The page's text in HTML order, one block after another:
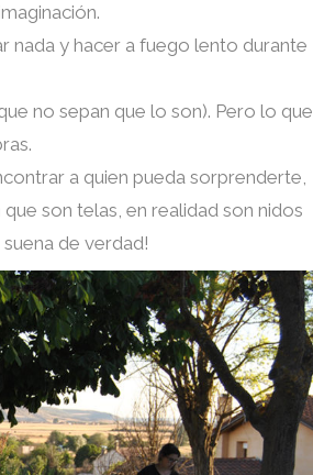
nada y hacer a fuego lento durante
no sepan que lo son). Pero lo que
a quien pueda sorprenderte,
son telas, en realidad son nidos
suena de verdad!